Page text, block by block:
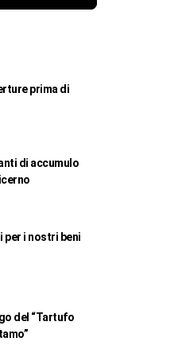
prima di
di accumulo
per i nostri beni
del “Tartufo